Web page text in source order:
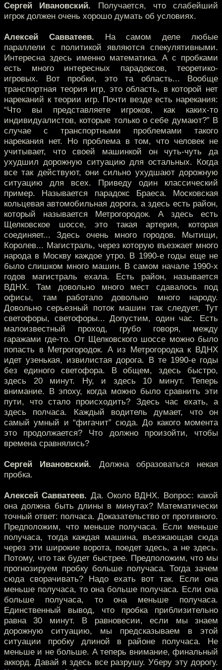
Сергей Ивановский. Получается, что слабейший
игрок должен очень хорошо думать об условиях.
Алексей Савватеев. На самом деле любые
параллели с политикой являются спекулятивными.
Интересна здесь именно математика. А с пробками
есть много интересных парадоксов, теоретико-
игровых. Вот пробки, это та область... Вообще
транспортная теория игр, это область, в которой нет
нареканий к теории игр. Почти везде есть нарекания:
“Что вы представляете игроков, как каких-то
индивидуалистов, которые только о себе думают?” В
случае с транспортными проблемами такого
нарекания нет. Но проблема в том, что человек не
учитывает, что своей машинкой он чуть-чуть да
ухудшил дорожную ситуацию для остальных. Когда
все так действуют, они сильно ухудшают дорожную
ситуацию для всех. Приведу один классический
пример. Называется парадокс Браеса. Московская
кольцевая автомобильная дорога, а здесь есть район,
который называется Метрогородок. А здесь есть
Щелковское шоссе, это такая артерия, которая
соединяет... Здесь очень много городов. Мытищи,
Королев... Магистраль, через которую въезжает много
народа в Москву каждое утро. В 1990-е годы еще не
было слишком много машин. В самом начале 1990-х
годов магистраль ехала. Есть район, называется
ВДНХ. Там довольно много мест сдавалось под
офисы, там работало довольно много народу.
Довольно серьезный поток машин так следует. Тут
светофоры, светофоры... Допустим, один час. Есть
малоизвестный проход, грубо говоря, между
гаражами где-то. От Щелковского шоссе можно было
попасть в Метрогородок. А из Метрогородка к ВДНХ
идет узенькая, извилистая дорога. В те 1990-е годы
без единого светофора. В общем, здесь быстро,
здесь 20 минут. Ну, и здесь 10 минут. Теперь
внимание. В эпоху, когда можно было сравнить эти
пути, что стало происходить? Здесь час ехать, а
здесь полчаса. Каждый водитель думает, что он
самый умный и “фигачит” сюда. До какого момента
это продолжается? Что должно произойти, чтобы
времена сравнялись?
Сергей Ивановский. Должна образоваться некая
пробка.
Алексей Савватеев. Да. Около ВДНХ. Вопрос: какой
она должна быть длины в минутах? Математически
точный ответ: полчаса. Доказательство от противного.
Предположим, что меньше получаса. Если меньше
получаса, тогда каждая машина, въезжающая сюда
через эти широкие ворота, поедет здесь, а не здесь.
Потому, что так будет быстрее. Предположим, что мы
прогнозируем пробку больше получаса. Тогда зачем
сюда сворачивать? Надо ехать вот так. Если она
меньше получаса, то она больше получаса. Если она
больше получаса, то она меньше получаса.
Единственный вывод, что пробка приблизительно
равна 30 минут. В равновесии, если мы знаем
дорожную ситуацию, мы предсказываем в этой
ситуации пробку длиной в районе получаса. Не
меньше и не больше. А теперь внимание, финальный
аккорд. Давай я здесь все разрушу. Уберу эту дорогу.